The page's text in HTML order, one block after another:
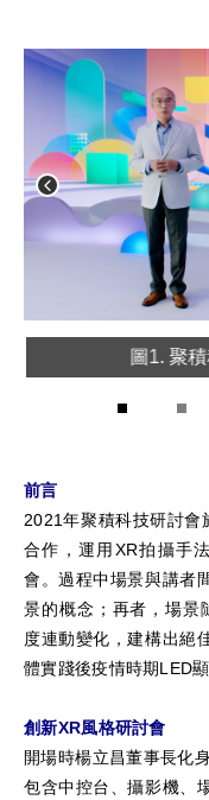
1 2
圖1. 聚
前言
2021年聚積科技研討會
合作，運用XR拍攝手
會。過程中場景與講者
景的概念；再者，場景
度連動變化，建構出絕
體實踐後疫情時期LED
創新XR風格研討會
開場時楊立昌董事長化
包含中控台、攝影機、